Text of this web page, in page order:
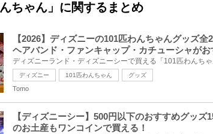
んちゃん」に関するまとめ
【2026】ディズニーの101匹わんちゃんグッズ
ヘアバンド・ファンキャップ・カチューシャがお
ディズニー 101匹わんちゃん グッズ
Tomo
【ディズニーシー】500円以下のおすすめグッ
のお土産もワンコインで買える！